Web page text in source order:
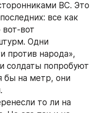
ВС. Это
все как
вот
Одни
против народа»,
солдаты попробуют
бы на метр, они
то ли на